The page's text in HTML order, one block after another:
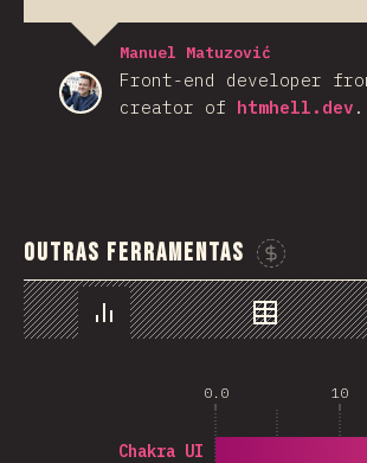
Manuel Matuzović
Front-end developer
creator of htmhell.dev .
Outras Ferramentas
Chart Data
0.0 10
Chakra UI